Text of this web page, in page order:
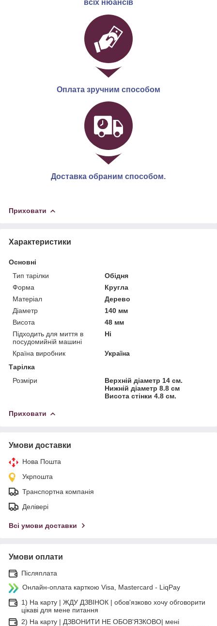
всіх нюансів
Оплата зручним способом
Доставка обраним способом.
Приховати
Характеристики
Основні
Тип тарілки
Обідня
Форма
Кругла
Матеріал
Дерево
Діаметр
140 мм
Висота
48 мм
Підходить для миття в
посудомийній машині
Ні
Країна виробник
Україна
Тарілка
Розміри
Верхній діаметр 14 см.
Нижній діаметр 8.8 см
Висота стінки 4.8 см.
Приховати
Умови доставки
Нова Пошта
Укрпошта
Транспортна компанія
Делівері
Всі умови доставки
Умови оплати
Післяплата
Онлайн-оплата карткою Visa, Mastercard - LiqPay
1) На карту | ЖДУ ДЗВІНОК | обов'язково хочу обговорити
цікаві для мене питання
2) На карту | ДЗВОНИТИ НЕ ОБОВ'ЯЗКОВО| мені